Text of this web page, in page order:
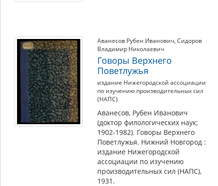
Аванесов Рубен Иванович, Сидоров
Владимир Николаевич
Говоры Верхнего
Поветлужья
издание Нижегородской ассоциации
по изучению производительных сил
(НАПС)
Аванесов, Рубен Иванович
(доктор филологических наук;
1902-1982). Говоры Верхнего
Поветлужья. Нижний Новгород :
издание Нижегородской
ассоциации по изучению
производительных сил (НАПС),
1931.